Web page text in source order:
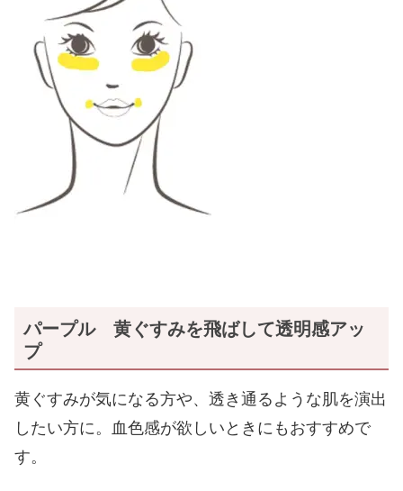
パープル 黄ぐすみを飛ばして透明感アッ
プ
黄ぐすみが気になる方や、透き通るような肌を演出
したい方に。血色感が欲しいときにもおすすめで
す。